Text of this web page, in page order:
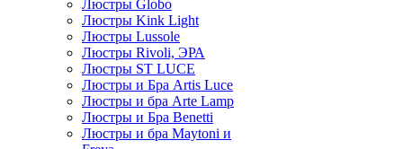
Люстры Globo
Люстры Kink Light
Люстры Lussole
Люстры Rivoli, ЭРА
Люстры ST LUCE
Люстры и Бра Artis Luce
Люстры и бра Arte Lamp
Люстры и Бра Benetti
Люстры и бра Maytoni и